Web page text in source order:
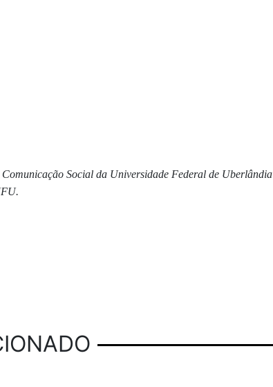
Social da Universidade Federal de Uberlândia